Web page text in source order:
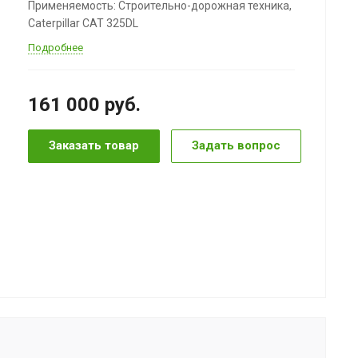
Применяемость: Строительно-дорожная техника,
Caterpillar CAT 325DL
Подробнее
161 000 руб.
Заказать товар Задать вопрос